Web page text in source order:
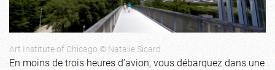
Art Institute of Chicago © Natalie Sicard
En moins de trois heures d’avion, vous débarquez dans une